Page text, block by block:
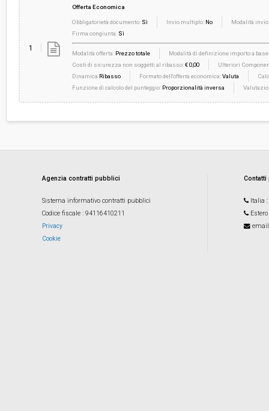
1
Offerta Economica
Obbligatorietà documento: Sì Invio multiplo: No
Modalità
Firma congiunta: Sì
Modalità offerta: Prezzo totale
Modalità di definizione importo a base
Costi di sicurezza non soggetti al ribasso:€ 0,00
Ulteriori
Dinamica Ribasso Formato dell'offerta economica:Valuta
Funzione di calcolo del punteggio: Proporzionalità inversa
Agenzia contratti pubblici
Sistema informativo contratti pubblici
Codice fiscale : 94116410211
Privacy
Cookie
Italia
Estero
email